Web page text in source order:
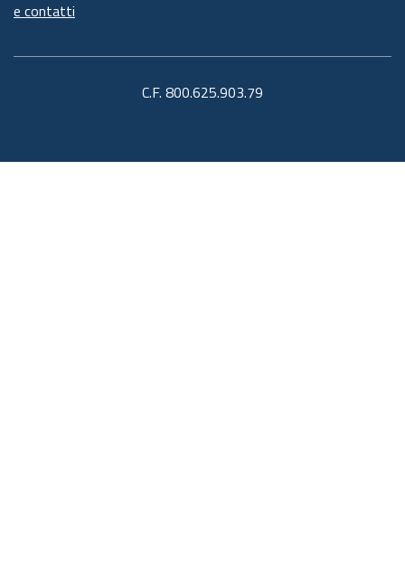
e contatti
C.F. 800.625.903.79